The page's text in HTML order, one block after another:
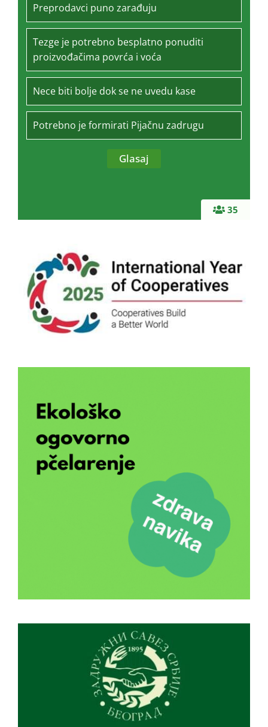
35
Preprodavci puno zarađuju
Tezge je potrebno besplatno ponuditi
proizvođačima povrća i voća
Nece biti bolje dok se ne uvedu kase
Potrebno je formirati Pijačnu zadrugu